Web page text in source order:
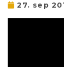
27. sep